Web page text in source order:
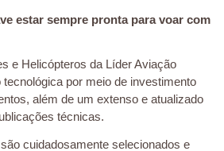
estar sempre pronta para voar com
e Helicópteros da Líder Aviação
por meio de investimento
além de um extenso e atualizado
técnicas.
cuidadosamente selecionados e